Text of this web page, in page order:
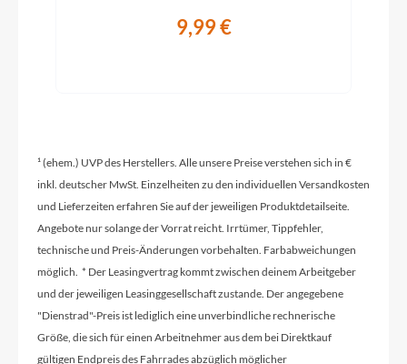
Rahmentyp
Griffe
ACID Travel Comfort
Ladegerät
9,99 €
¹ (ehem.) UVP des Herstellers. Alle unsere Preise verstehen sich in €
inkl. deutscher MwSt. Einzelheiten zu den individuellen Versandkosten
und Lieferzeiten erfahren Sie auf der jeweiligen Produktdetailseite.
Angebote nur solange der Vorrat reicht. Irrtümer, Tippfehler,
technische und Preis-Änderungen vorbehalten. Farbabweichungen
möglich. * Der Leasingvertrag kommt zwischen deinem Arbeitgeber
und der jeweiligen Leasinggesellschaft zustande. Der angegebene
"Dienstrad"-Preis ist lediglich eine unverbindliche rechnerische
Größe, die sich für einen Arbeitnehmer aus dem bei Direktkauf
gültigen Endpreis des Fahrrades abzüglich möglicher